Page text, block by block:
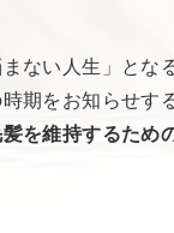
ない人生」とな
期をお知らせす
を維持するため